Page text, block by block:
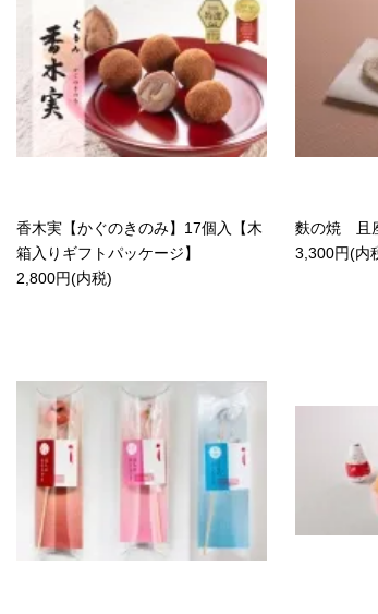
香木実【かぐのきのみ】17個入【木
箱入りギフトパッケージ】
2,800円(内税)
麩の焼 且
3,300円(内